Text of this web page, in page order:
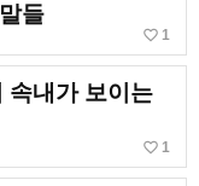
들
favorite_border 1
속내가 보이는
favorite_border 1